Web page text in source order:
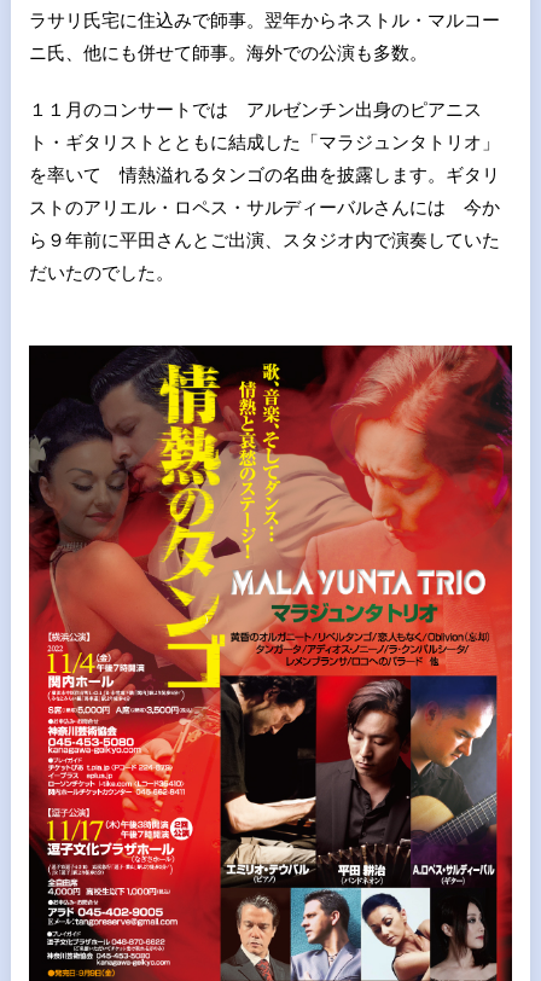
ラサリ氏宅に住込みで師事。翌年からネストル・マルコー
ニ氏、他にも併せて師事。海外での公演も多数。
１１月のコンサートでは アルゼンチン出身のピアニス
ト・ギタリストとともに結成した「マラジュンタトリオ」
を率いて 情熱溢れるタンゴの名曲を披露します。ギタリ
ストのアリエル・ロペス・サルディーバルさんには 今か
ら９年前に平田さんとご出演、スタジオ内で演奏していた
だいたのでした。